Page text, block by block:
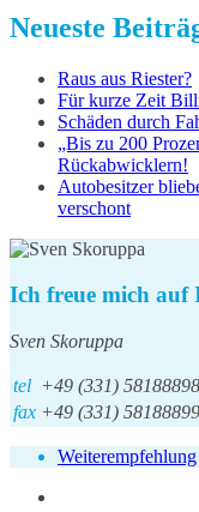
Neueste
Raus aus Riester?
Für kurze Zeit
Schäden durch
„Bis zu 200
Rückabwicklern!
Autobesitzer
verschont
Ich freue mich
Sven Skoruppa
tel +49 (331) 58188898
fax +49 (331) 58188899
Weiterempfehlung